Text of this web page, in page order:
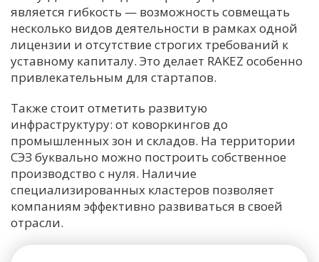
является гибкость — возможность совмещать
несколько видов деятельности в рамках одной
лицензии и отсутствие строгих требований к
уставному капиталу. Это делает RAKEZ особенно
привлекательным для стартапов.
Также стоит отметить развитую
инфраструктуру: от коворкингов до
промышленных зон и складов. На территории
СЭЗ буквально можно построить собственное
производство с нуля. Наличие
специализированных кластеров позволяет
компаниям эффективно развиваться в своей
отрасли.